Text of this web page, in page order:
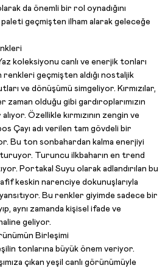
da önemli bir rol oynadığını
paleti geçmişten ilham alarak geleceğe
koleksiyonu canlı ve enerjik tonları
renkleri geçmişten aldığı nostaljik
ve dönüşümü simgeliyor. Kırmızılar,
olduğu gibi gardıroplarımızın
Özellikle kırmızının zengin ve
Çayı adı verilen tam gövdeli bir
Bu ton sonbahardan kalma enerjiyi
Turuncu ilkbaharın en trend
Portakal Suyu olarak adlandırılan bu
keskin narenciye dokunuşlarıyla
Bu renkler giyimde sadece bir
aynı zamanda kişisel ifade ve
geliyor.
Birleşimi
tonlarına büyük önem veriyor.
çıkan yeşil canlı görünümüyle